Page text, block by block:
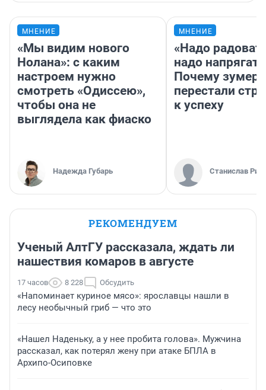
МНЕНИЕ
«Мы видим нового
Нолана»: с каким
настроем нужно
смотреть «Одиссею»,
чтобы она не
выглядела как фиаско
Надежда Губарь
МНЕНИЕ
«Надо
надо
Почему
перестали
к успеху
Станислав
РЕКОМЕНДУЕМ
Ученый АлтГУ рассказала, ждать ли
нашествия комаров в августе
17 часов 8 228 Обсудить
«Напоминает куриное мясо»: ярославцы нашли в
лесу необычный гриб — что это
«Нашел Наденьку, а у нее пробита голова». Мужчина
рассказал, как потерял жену при атаке БПЛА в
Архипо-Осиповке